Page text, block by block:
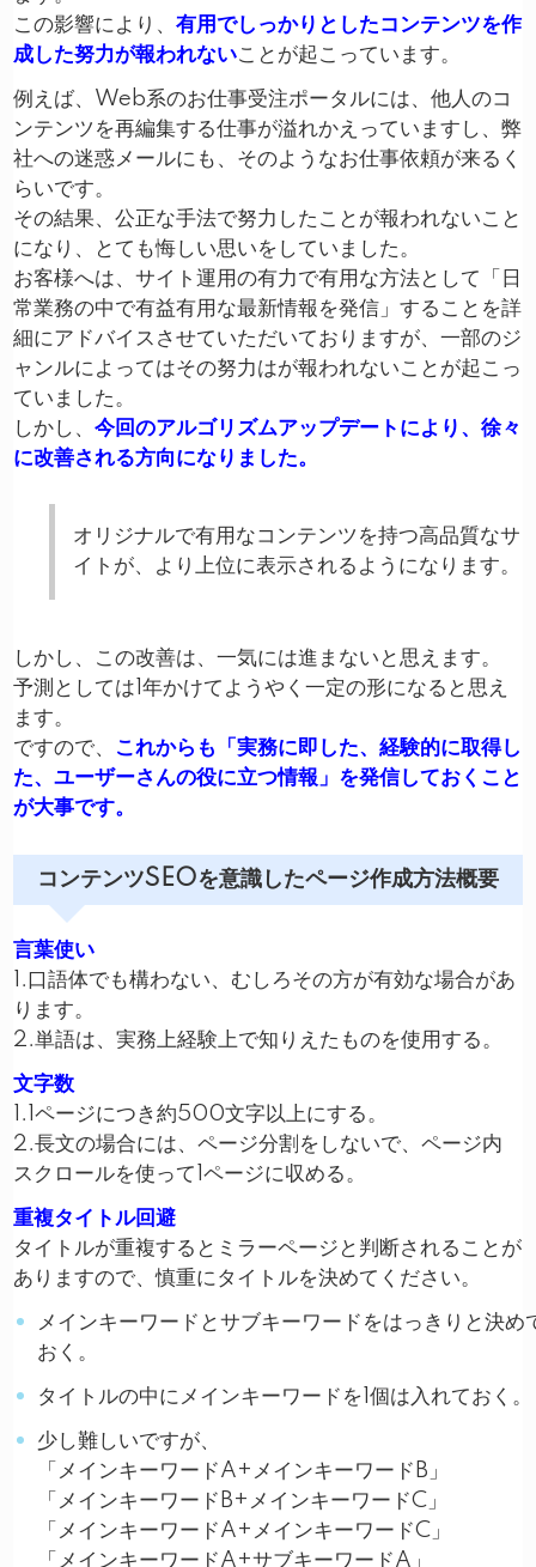
この影響により、有用でしっかりとしたコンテンツを作
成した努力が報われないことが起こっています。
例えば、Web系のお仕事受注ポータルには、他人のコ
ンテンツを再編集する仕事が溢れかえっていますし、弊
社への迷惑メールにも、そのようなお仕事依頼が来るく
らいです。
その結果、公正な手法で努力したことが報われないこと
になり、とても悔しい思いをしていました。
お客様へは、サイト運用の有力で有用な方法として「日
常業務の中で有益有用な最新情報を発信」することを詳
細にアドバイスさせていただいておりますが、一部のジ
ャンルによってはその努力はが報われないことが起こっ
ていました。
しかし、今回のアルゴリズムアップデートにより、徐々
に改善される方向になりました。
オリジナルで有用なコンテンツを持つ高品質なサ
イトが、より上位に表示されるようになります。
しかし、この改善は、一気には進まないと思えます。
予測としては1年かけてようやく一定の形になると思え
ます。
ですので、 これからも「実務に即した、経験的に取得し
た、ユーザーさんの役に立つ情報」を発信しておくこと
が大事です。
コンテンツSEOを意識したページ作成方法概要
言葉使い
1.口語体でも構わない、むしろその方が有効な場合があ
ります。
2.単語は、実務上経験上で知りえたものを使用する。
文字数
1.1ページにつき約500文字以上にする。
2.長文の場合には、ページ分割をしないで、ページ内
スクロールを使って1ページに収める。
重複タイトル回避
タイトルが重複するとミラーページと判断されることが
ありますので、慎重にタイトルを決めてください。
メインキーワードとサブキーワードをはっきりと決め
おく。
タイトルの中にメインキーワードを1個は入れておく。
少し難しいですが、
「メインキーワードA+メインキーワードB」
「メインキーワードB+メインキーワードC」
「メインキーワードA+メインキーワードC」
「メインキーワードA+サブキーワードA」